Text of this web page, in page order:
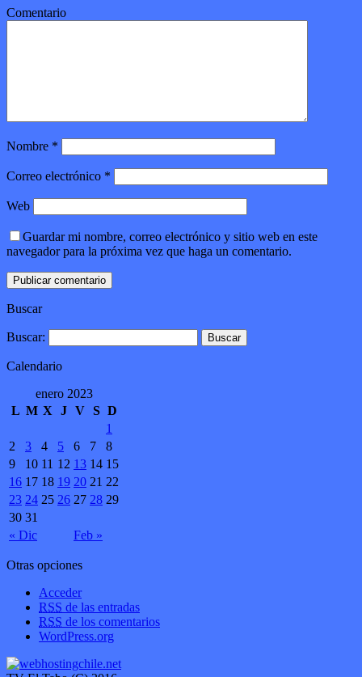
Comentario
Nombre *
Correo electrónico *
Web
Guardar mi nombre, correo electrónico y sitio web en este
navegador para la próxima vez que haga un comentario.
Buscar
Buscar:
Calendario
enero 2023
L M X J V S D
« Dic Feb »
1
2
3 4 5 6 7
8
9
10 11 12 13 14 15
16 17 18 19 20 21 22
23 24 25 26 27 28 29
30 31
Otras opciones
Acceder
RSS de las entradas
RSS de los comentarios
WordPress.org